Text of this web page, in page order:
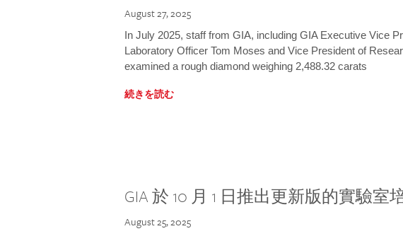
August 27, 2025
In July 2025, staff from GIA, including GIA Executive Vice
Laboratory Officer Tom Moses and Vice President of
examined a rough diamond weighing 2,488.32 carats
続きを読む
GIA 於 10 月 1 日推出更新版的實驗室
August 25, 2025